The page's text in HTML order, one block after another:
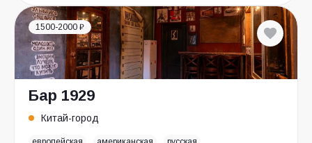
1500-2000 ₽
Бар 1929
Китай-город